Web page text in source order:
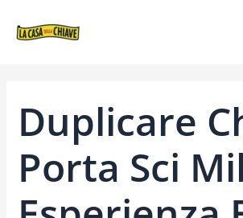
Duplicare
Porta Sci
ARTICOLI